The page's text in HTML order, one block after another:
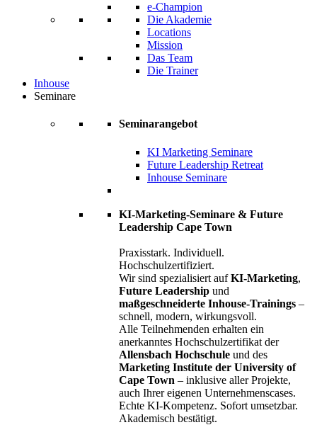
e-Champion
Die Akademie
Locations
Mission
Das Team
Die Trainer
Inhouse
Seminare
Seminarangebot
KI Marketing Seminare
Future Leadership Retreat
Inhouse Seminare
KI-Marketing-Seminare & Future
Leadership Cape Town
Praxisstark. Individuell.
Hochschulzertifiziert.
Wir sind spezialisiert aufKI-Marketing,
Future Leadership und
maßgeschneiderte Inhouse-Trainings –
schnell, modern, wirkungsvoll.
Alle Teilnehmenden erhalten ein
anerkanntes Hochschulzertifikat der
Allensbach Hochschule und des
Marketing Institute der University of
Cape Town – inklusive aller Projekte,
auch Ihrer eigenen Unternehmenscases.
Echte KI-Kompetenz. Sofort umsetzbar.
Akademisch bestätigt.